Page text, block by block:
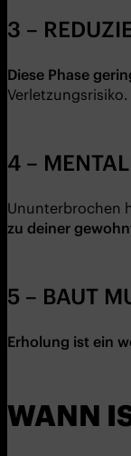
3 –
Diese Phase
Verletzungsrisiko.
4 –
Ununterbrochen
zu deiner
5 – BAUT
Erholung ist ein
WANN